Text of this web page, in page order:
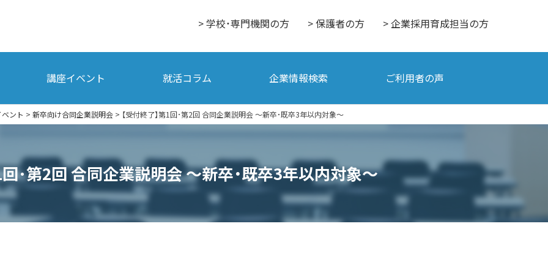
> 学校・専門機関の方 > 保護者の方 > 企業採用育成担当の方
講座イベント 就活コラム 企業情報検索 ご利用者の声
ント > 新卒向け合同企業説明会 > 【受付終了】第1回･第2回 合同企業説明会 ～新卒・既卒3年以内対象～
回･第2回 合同企業説明会 ～新卒・既卒3年以内対象～